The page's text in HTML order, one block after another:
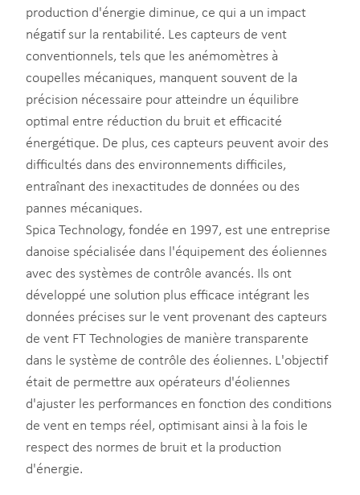
production d'énergie diminue, ce qui a un impact
négatif sur la rentabilité. Les capteurs de vent
conventionnels, tels que les anémomètres à
coupelles mécaniques, manquent souvent de la
précision nécessaire pour atteindre un équilibre
optimal entre réduction du bruit et efficacité
énergétique. De plus, ces capteurs peuvent avoir des
difficultés dans des environnements difficiles,
entraînant des inexactitudes de données ou des
pannes mécaniques.
Spica Technology, fondée en 1997, est une entreprise
danoise spécialisée dans l'équipement des éoliennes
avec des systèmes de contrôle avancés. Ils ont
développé une solution plus efficace intégrant les
données précises sur le vent provenant des capteurs
de vent FT Technologies de manière transparente
dans le système de contrôle des éoliennes. L'objectif
était de permettre aux opérateurs d'éoliennes
d'ajuster les performances en fonction des conditions
de vent en temps réel, optimisant ainsi à la fois le
respect des normes de bruit et la production
d'énergie.